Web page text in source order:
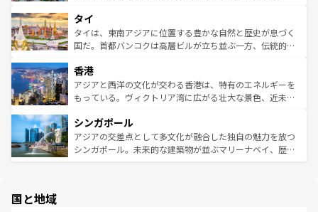
リティに包まれながら、韓国の多彩な魅力を心ゆくまで味
わってみてほしい。 なお、新着の韓国情報はコンテンツ一
覧を参照してほしい。
急速な発展と共に伝統が息づく。ハノイの古い町並みやホ
ーチミン市のフランス統治時代の建物も、独特の雰囲気を
醸し出している。また、バラエティの豊かさとおいしさで
とつ。フォーやバインミー、ベトナムコーヒーなどは、ぜ
ひ現地で味わいたい。どの地域を訪れてもあたたかい人々
が旅行者を迎えてくれるので、きっと忘れられない旅にな
参照してほしい。
タイ
タイは、東南アジアに位置する豊かな自然と歴史が息づく
国だ。首都バンコクは高層ビルが立ち並ぶ一方、伝統的な
の活気が交差している。北部ではチェンマイなどの山岳地
帯で自然と触れ合い、南部ではプーケットやクラビの美し
いビーチでリゾート気分を楽しむことができる。タイ料理
激する。気候は一年中温暖で、どの季節にも異なる楽しみ
が待っている。親しみやすいタイの人々、仏教を中心とし
た文化、そして多様な観光資源が、訪れる旅人を魅了し続
香港
アジアと西洋の文化が交わる香港は、特有のエネルギーを
もっている。ヴィクトリア湾に広がる壮大な景色、近未来
み、どこを訪れても感動するはず。観光スポットが密集し
ており、効率よく見どころを回れるのも魅力。息をのむよ
うな絶景から文化的な体験まで、香港を存分に楽しみ尽く
シンガポール
アジアの交差点として多文化が融合した独自の魅力を放つ
シンガポール。未来的な建築物が並ぶマリーナベイ、歴史
国と地域